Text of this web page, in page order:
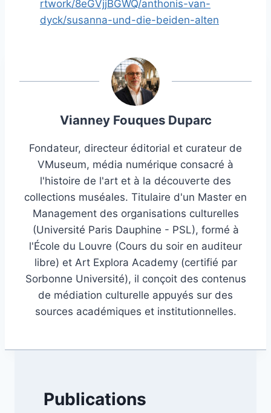
rtwork/8eGVjjBGWQ/anthonis-van-
dyck/susanna-und-die-beiden-alten
Vianney Fouques Duparc
Fondateur, directeur éditorial et curateur de
VMuseum, média numérique consacré à
l'histoire de l'art et à la découverte des
collections muséales. Titulaire d'un Master en
Management des organisations culturelles
(Université Paris Dauphine - PSL), formé à
l'École du Louvre (Cours du soir en auditeur
libre) et Art Explora Academy (certifié par
Sorbonne Université), il conçoit des contenus
de médiation culturelle appuyés sur des
sources académiques et institutionnelles.
Publications